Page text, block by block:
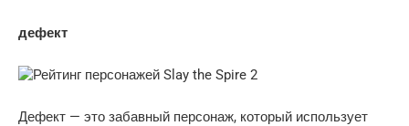
дефект
Дефект — это забавный персонаж, который использует